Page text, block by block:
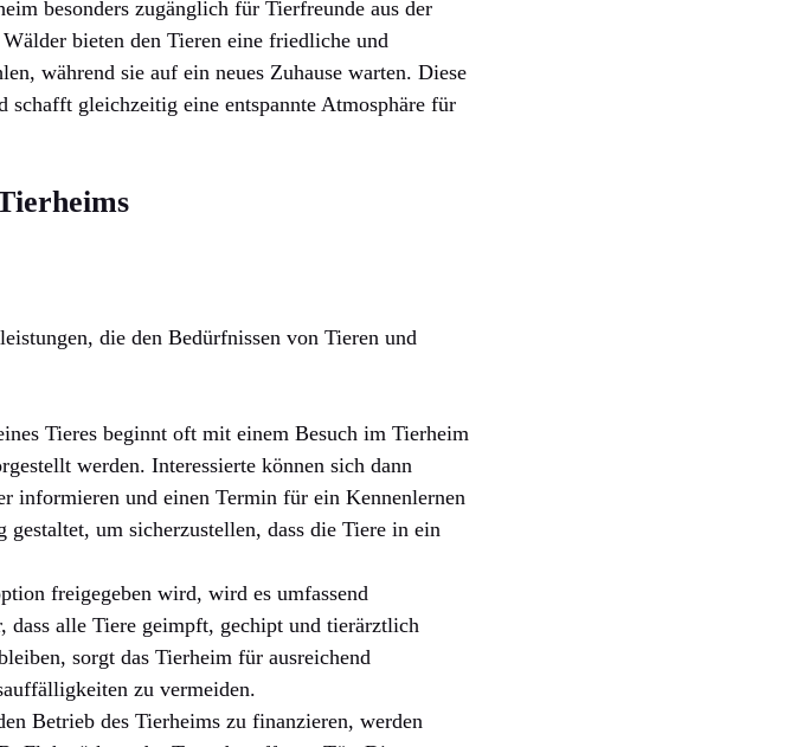
besonders zugänglich für Tierfreunde aus der
bieten den Tieren eine friedliche und
während sie auf ein neues Zuhause warten. Diese
gleichzeitig eine entspannte Atmosphäre für
die den Bedürfnissen von Tieren und
Tieres beginnt oft mit einem Besuch im Tierheim
werden. Interessierte können sich dann
informieren und einen Termin für ein Kennenlernen
um sicherzustellen, dass die Tiere in ein
freigegeben wird, wird es umfassend
alle Tiere geimpft, gechipt und tierärztlich
sorgt das Tierheim für ausreichend
zu vermeiden.
Betrieb des Tierheims zu finanzieren, werden